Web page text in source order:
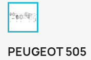
PEUGEOT 505